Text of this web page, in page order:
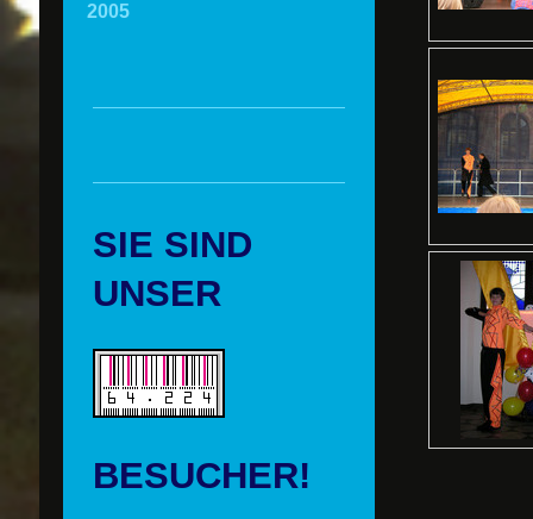
2005
SIE SIND
UNSER
BESUCHER!